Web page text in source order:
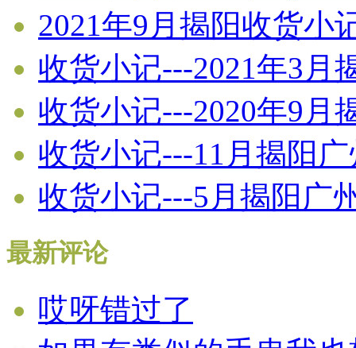
2021年9月揭阳收货小
收货小记---2021年3月
收货小记---2020年9月
收货小记---11月揭阳
收货小记---5月揭阳广
最新评论
哎呀错过了